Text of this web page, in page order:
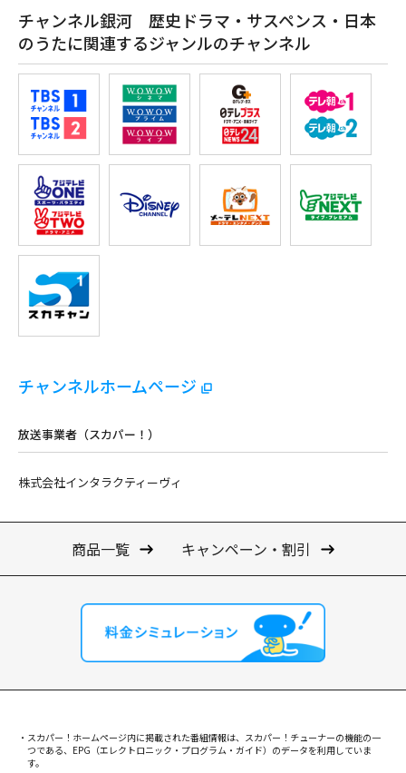
チャンネル銀河 歴史ドラマ・サスペンス・日本
のうたに関連するジャンルのチャンネル
チャンネルホームページ
放送事業者（スカパー！）
株式会社インタラクティーヴィ
商品一覧 キャンペーン・割引
スカパー！ホームページ内に掲載された番組情報は、スカパー！チューナーの機能の一
つである、EPG（エレクトロニック・プログラム・ガイド）のデータを利用していま
す。